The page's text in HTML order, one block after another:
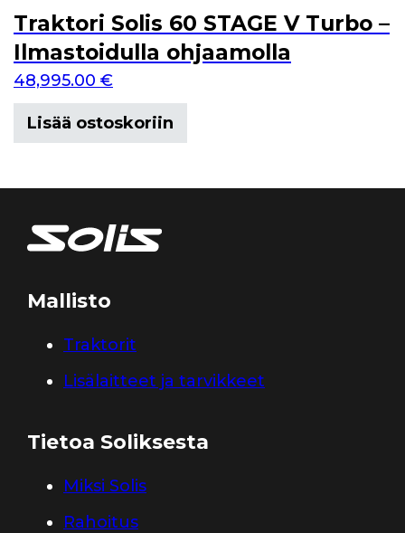
Traktori Solis 60 STAGE V Turbo –
Ilmastoidulla ohjaamolla
48,995.00 €
Lisää ostoskoriin
Mallisto
Traktorit
Lisälaitteet ja tarvikkeet
Tietoa Soliksesta
Miksi Solis
Rahoitus